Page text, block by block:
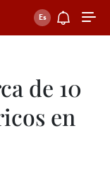
de 10
en